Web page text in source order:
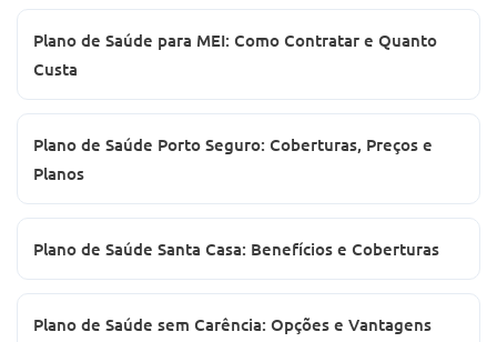
Plano de Saúde para MEI: Como Contratar e Quanto
Custa
Plano de Saúde Porto Seguro: Coberturas, Preços e
Planos
Plano de Saúde Santa Casa: Benefícios e Coberturas
Plano de Saúde sem Carência: Opções e Vantagens